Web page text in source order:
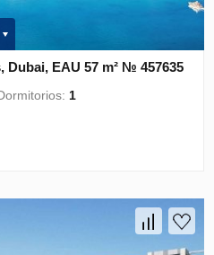
Dubai, EAU 57 m² № 457635
1